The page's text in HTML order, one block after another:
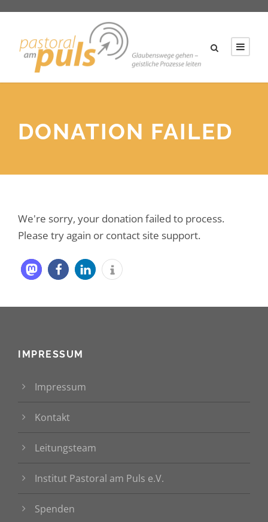
DONATION FAILED
We're sorry, your donation failed to process.
Please try again or contact site support.
IMPRESSUM
Impressum
Kontakt
Leitungsteam
Institut Pastoral am Puls e.V.
Spenden